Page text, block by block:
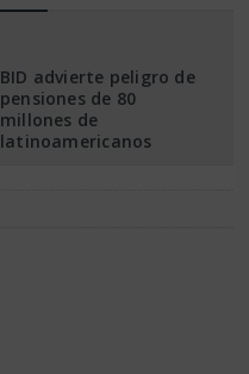
BID advierte peligro de
pensiones de 80
millones de
latinoamericanos